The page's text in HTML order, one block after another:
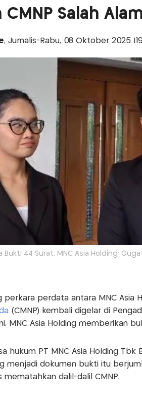
Salah
, Jurnalis-Rabu, 08 Oktober 2025
Bukti 44 Surat, MNC Asia Holding:
perkara perdata antara MNC Asia
(CMNP) kembali digelar di
MNC Asia Holding memberikan
hukum PT MNC Asia Holding Tbk
menjadi dokumen bukti itu
mematahkan dalil-dalil CMNP.